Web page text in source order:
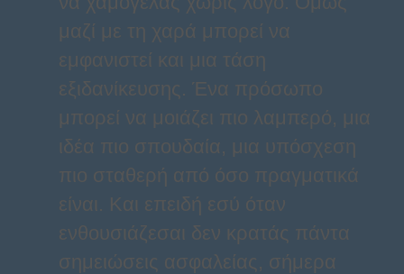
μαζί με τη χαρά μπορεί να
εμφανιστεί και μια τάση
εξιδανίκευσης. Ένα πρόσωπο
μπορεί να μοιάζει πιο λαμπερό, μια
ιδέα πιο σπουδαία, μια υπόσχεση
πιο σταθερή από όσο πραγματικά
είναι. Και επειδή εσύ όταν
ενθουσιάζεσαι δεν κρατάς πάντα
σημειώσεις ασφαλείας, σήμερα